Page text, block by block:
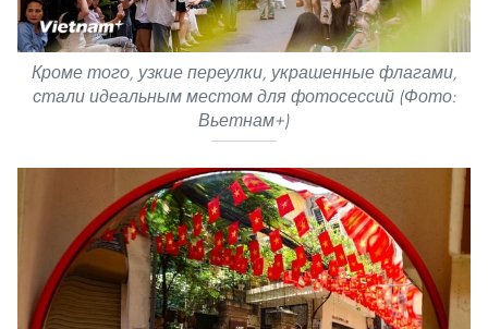
Кроме того, узкие переулки, украшенные флагами,
стали идеальным местом для фотосессий (Фото:
Вьетнам+)